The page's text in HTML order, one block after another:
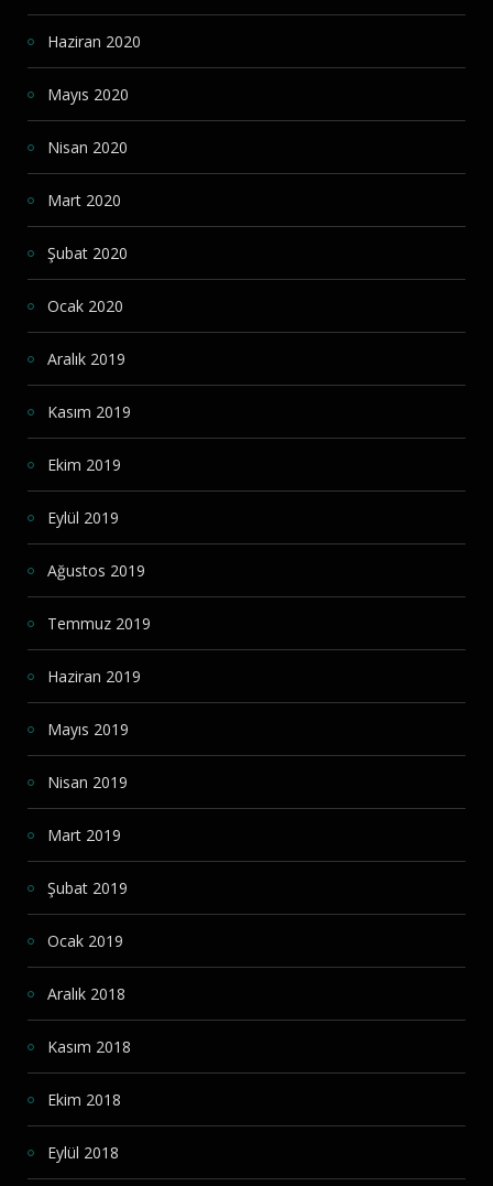
Haziran 2020
Mayıs 2020
Nisan 2020
Mart 2020
Şubat 2020
Ocak 2020
Aralık 2019
Kasım 2019
Ekim 2019
Eylül 2019
Ağustos 2019
Temmuz 2019
Haziran 2019
Mayıs 2019
Nisan 2019
Mart 2019
Şubat 2019
Ocak 2019
Aralık 2018
Kasım 2018
Ekim 2018
Eylül 2018